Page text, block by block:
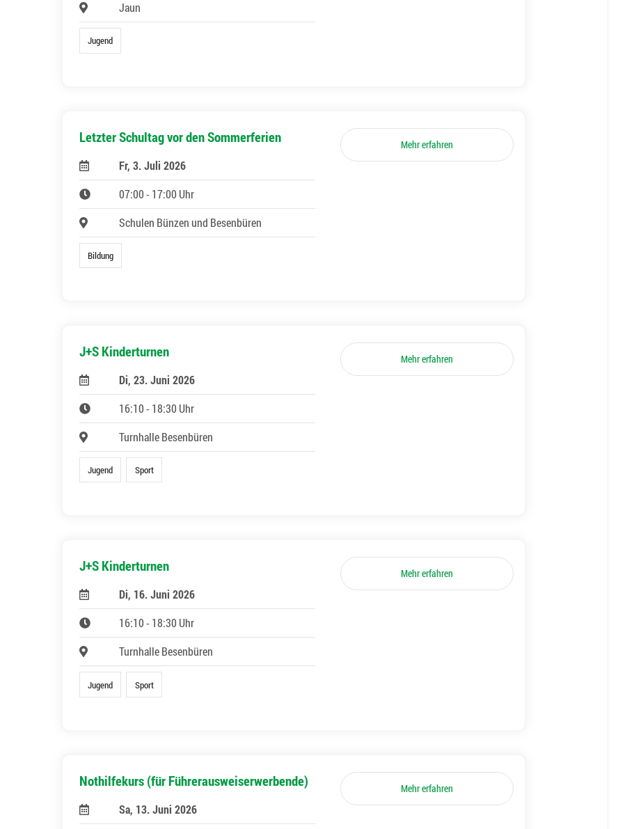
Jaun
Jugend
Letzter Schultag vor den Sommerferien
Fr, 3. Juli 2026
07:00 - 17:00 Uhr
Schulen Bünzen und Besenbüren
Bildung
Mehr erfahren
J+S Kinderturnen
Di, 23. Juni 2026
16:10 - 18:30 Uhr
Turnhalle Besenbüren
Jugend Sport
Mehr erfahren
J+S Kinderturnen
Di, 16. Juni 2026
16:10 - 18:30 Uhr
Turnhalle Besenbüren
Jugend Sport
Mehr erfahren
Nothilfekurs (für Führerausweiserwerbende)
Sa, 13. Juni 2026
Mehr erfahren